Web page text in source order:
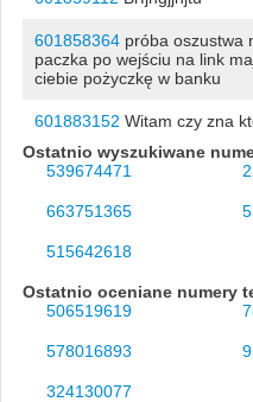
601858364próba oszustwa
paczka po wejściu na link
ciebie pożyczkę w banku
601883152 Witam czy zna
Ostatnio wyszukiwane
539674471
663751365
515642618
Ostatnio oceniane numery
506519619
578016893
324130077